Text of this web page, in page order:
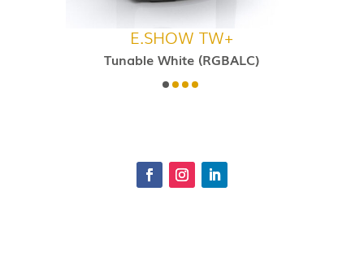
E.SHOW TW+
Tunable White (RGBALC)